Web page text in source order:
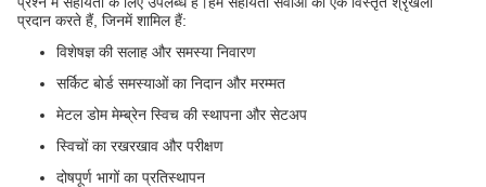
प्रदान करते हैं, जिनमें शामिल हैं:
विशेषज्ञ की सलाह और समस्या निवारण
सर्किट बोर्ड समस्याओं का निदान और मरम्मत
मेटल डोम मेम्ब्रेन स्विच की स्थापना और सेटअप
स्विचों का रखरखाव और परीक्षण
दोषपूर्ण भागों का प्रतिस्थापन